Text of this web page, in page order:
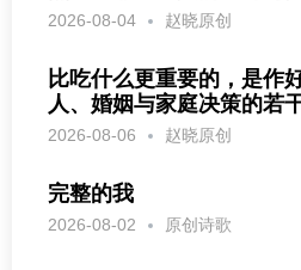
2026-08-04 赵晓原创
比吃什么更重要的，是
人、婚姻与家庭决策的若
2026-08-06 赵晓原创
完整的我
2026-08-02 原创诗歌